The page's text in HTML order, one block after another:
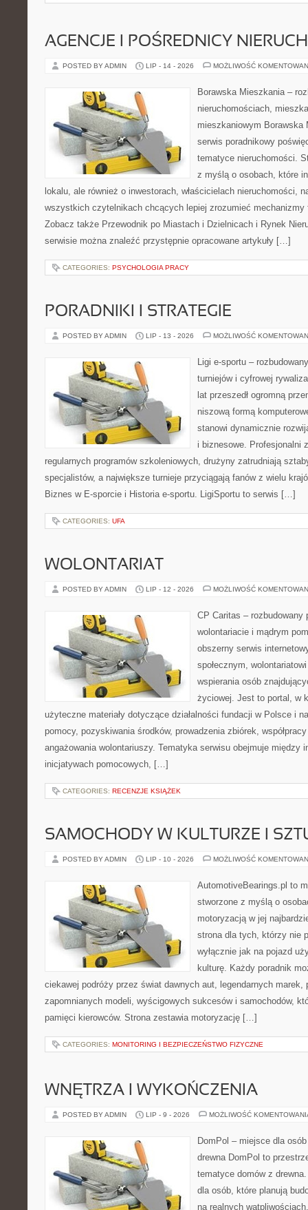
AGENCJE I POŚREDNICY
POSTED BY ADMIN LIP - 14 - 2026 MOŻLIWOŚĆ
Borawska Mieszkania –
nieruchomościach,
mieszkaniowym Borawska
serwis poradnikowy
tematyce nieruchomości.
z myślą o osobach, które
lokalu, ale również o inwestorach, właścicielach nieruchomości,
wszystkich czytelnikach chcących lepiej zrozumieć mechanizmy
Zobacz także Przewodnik po Miastach i Dzielnicach i Rynek
serwisie można znaleźć przystępnie opracowane artykuły […]
CATEGORIES: PSYCHOLOGIA PRACY
PORADNIKI I STRATEGIE
POSTED BY ADMIN LIP - 13 - 2026 MOŻLIWOŚĆ
Ligi e-sportu –
turniejów i cyfrowej
lat przeszedł ogromną
niszową formą
stanowi dynamicznie
i biznesowe. Profesjonalni
regularnych programów szkoleniowych, drużyny zatrudniają
specjalistów, a największe turnieje przyciągają fanów z wielu
Biznes w E-sporcie i Historia e-sportu. LigiSportu to serwis […]
CATEGORIES: UFA
WOLONTARIAT
POSTED BY ADMIN LIP - 12 - 2026 MOŻLIWOŚĆ
CP Caritas – rozbudowany
wolontariacie i mądrym
obszerny serwis
społecznym,
wspierania osób
życiowej. Jest to portal, w
użyteczne materiały dotyczące działalności fundacji w Polsce i
pomocy, pozyskiwania środków, prowadzenia zbiórek,
angażowania wolontariuszy. Tematyka serwisu obejmuje między
inicjatywach pomocowych, […]
CATEGORIES: RECENZJE KSIĄŻEK
SAMOCHODY W KULTURZE I
POSTED BY ADMIN LIP - 10 - 2026 MOŻLIWOŚĆ
AutomotiveBearings.pl to
stworzone z myślą o
motoryzacją w jej
strona dla tych, którzy nie
wyłącznie jak na pojazd
kulturę. Każdy poradnik
ciekawej podróży przez świat dawnych aut, legendarnych marek,
zapomnianych modeli, wyścigowych sukcesów i samochodów,
pamięci kierowców. Strona zestawia motoryzację […]
CATEGORIES: MONITORING I BEZPIECZEŃSTWO FIZYCZNE
WNĘTRZA I WYKOŃCZENIA
POSTED BY ADMIN LIP - 9 - 2026 MOŻLIWOŚĆ
DomPol – miejsce dla
drewna DomPol to
tematyce domów z
dla osób, które planują
na realnych